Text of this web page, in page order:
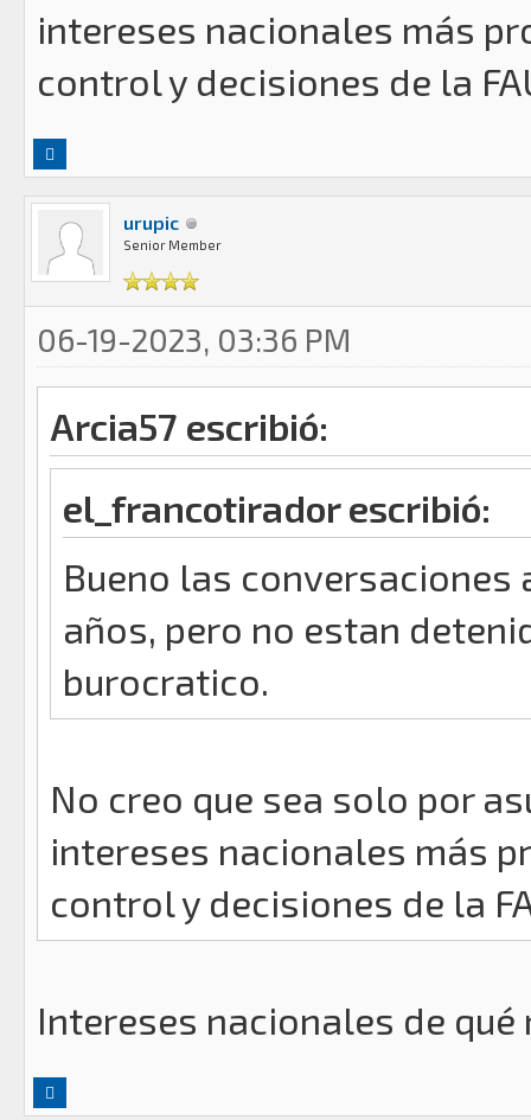
intereses nacionales más
control y decisiones de la
urupic
Senior Member
06-19-2023, 03:36 PM
Arcia57 escribió:
el_francotirador escribió:
Bueno las conversaciones
años, pero no estan
burocratico.
No creo que sea solo por
intereses nacionales más
control y decisiones de la
Intereses nacionales de qué